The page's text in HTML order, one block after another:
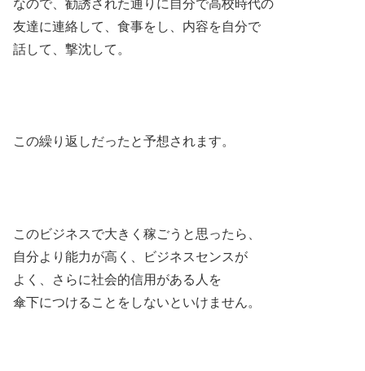
なので、勧誘された通りに自分で高校時代の
友達に連絡して、食事をし、内容を自分で
話して、撃沈して。
この繰り返しだったと予想されます。
このビジネスで大きく稼ごうと思ったら、
自分より能力が高く、ビジネスセンスが
よく、さらに社会的信用がある人を
傘下につけることをしないといけません。